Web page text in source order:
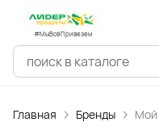
#МыВсёПривезем
Главная Бренды Мой